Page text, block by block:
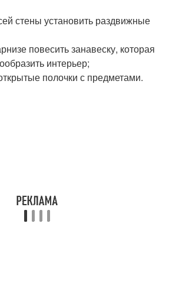
стены установить раздвижные
повесить занавеску, которая
интерьер;
полочки с предметами.